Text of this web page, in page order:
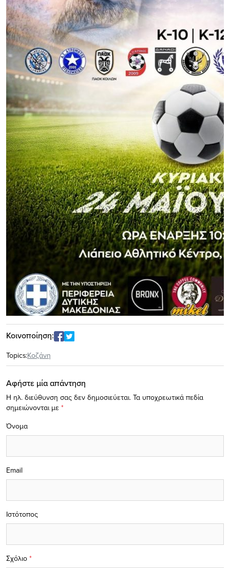
Κοινοποίηση:
Topics:Κοζάνη
Αφήστε μία απάντηση
Η ηλ. διεύθυνση σας δεν δημοσιεύεται. Τα υποχρεωτικά πεδία
σημειώνονται με *
Σχόλιο *
Όνομα
Email
Ιστότοπος